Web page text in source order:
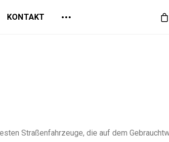
KONTAKT
Straßenfahrzeuge, die auf dem